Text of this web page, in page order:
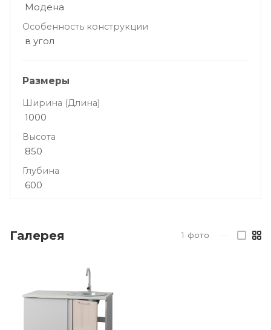
Модена
Особенность конструкции
в угол
Размеры
Ширина (Длина)
1000
Высота
850
Глубина
600
Галерея 1 фото